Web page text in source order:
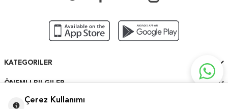
KATEGORILER
ÖNEMLI BILGILER
HIZLI ERIŞIM
Çerez Kullanımı